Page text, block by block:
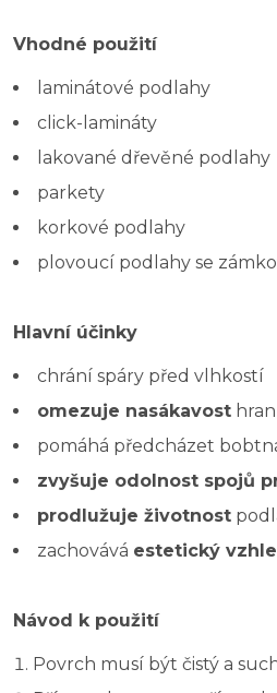
Vhodné použití
laminátové podlahy
click-lamináty
lakované dřevěné podlahy
parkety
korkové podlahy
plovoucí podlahy se
Hlavní účinky
chrání spáry před vlhkostí
omezuje nasákavost
pomáhá předcházet
zvyšuje odolnost spojů
prodlužuje životnost
zachovává estetický
Návod k použití
Povrch musí být čistý a